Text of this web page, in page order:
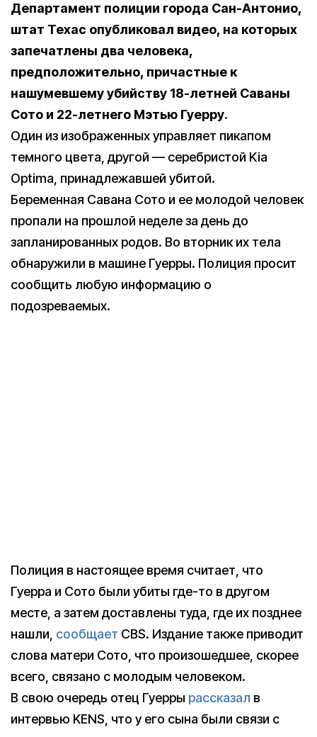
Департамент полиции города Сан-Антонио,
штат Техас опубликовал видео, на которых
запечатлены два человека,
предположительно, причастные к
нашумевшему убийству 18-летней Саваны
Сото и 22-летнего Мэтью Гуерру.
Один из изображенных управляет пикапом
темного цвета, другой — серебристой Kia
Optima, принадлежавшей убитой.
Беременная Савана Сото и ее молодой человек
пропали на прошлой неделе за день до
запланированных родов. Во вторник их тела
обнаружили в машине Гуерры. Полиция просит
сообщить любую информацию о
подозреваемых.
Полиция в настоящее время считает, что
Гуерра и Сото были убиты где-то в другом
месте, а затем доставлены туда, где их позднее
нашли, сообщает CBS. Издание также приводит
слова матери Сото, что произошедшее, скорее
всего, связано с молодым человеком.
В свою очередь отец Гуерры рассказал в
интервью KENS, что у его сына были связи с